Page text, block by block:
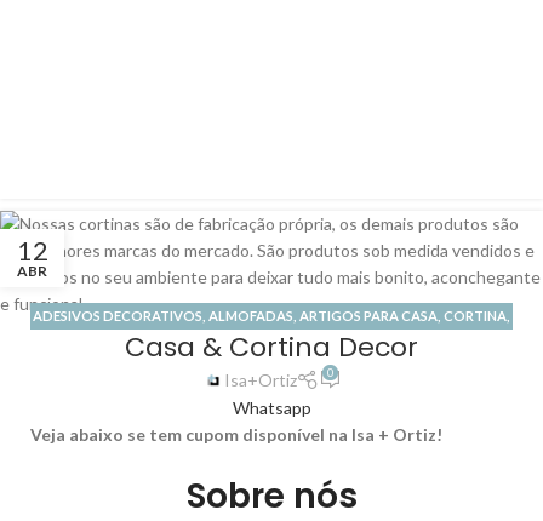
12
ABR
ADESIVOS DECORATIVOS ALMOFADAS ARTIGOS PARA CASA CORTINA
LOJA DE PAPEL DE PAREDE ,LOJA DE PISO VINÍLICO,LOJA ONLINE
TAPETE ,TODAS CATEGORIAS
Casa & Cortina Decor
Isa+Ortiz 0
Whatsapp
Veja abaixo se tem cupom disponível na Isa + Ortiz!
Sobre nós